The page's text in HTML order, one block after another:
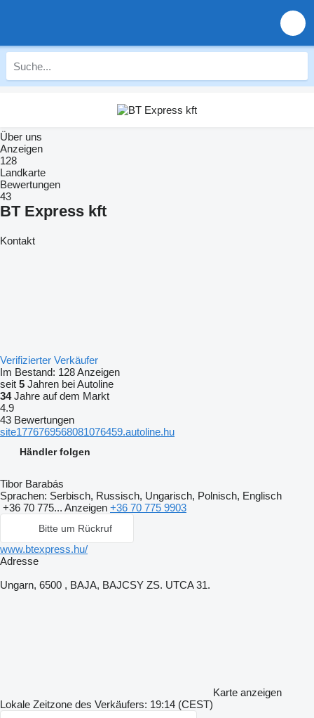
Über uns
Anzeigen
128
Landkarte
Bewertungen
43
BT Express kft
Kontakt
Verifizierter Verkäufer
Im Bestand: 128 Anzeigen
seit 5 Jahren bei Autoline
34Jahre auf dem Markt
4.9
43 Bewertungen
site1776769568081076459.autoline.hu
Händler folgen
Tibor Barabás
Sprachen: Serbisch, Russisch, Ungarisch, Polnisch, Englisch
+36 70 775... Anzeigen +36 70 775 9903
Bitte um Rückruf
www.btexpress.hu/
Adresse
Ungarn, 6500 , BAJA, BAJCSY ZS. UTCA 31.
Karte anzeigen
Lokale Zeitzone des Verkäufers: 19:14 (CEST)